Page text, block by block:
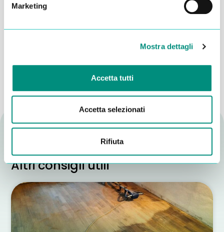
Marketing
Mostra dettagli
Accetta tutti
Accetta selezionati
Rifiuta
Dichiaro di aver letto la
e acconsento al
Altri consigli utili